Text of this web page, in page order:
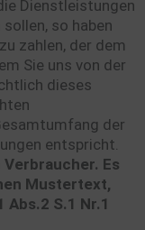
Dienstleistungen
so haben
zahlen, der dem
Sie uns von der
dieses
der
entspricht.
Es
Mustertext,
Abs.2 S.1 Nr.1